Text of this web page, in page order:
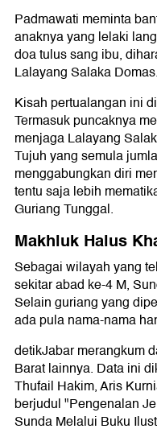
Padmawati meminta
anaknya yang lelaki
doa tulus sang ibu,
Lalayang Salaka
Kisah pertualangan ini
Termasuk puncaknya
menjaga Lalayang
Tujuh yang semula
menggabungkan diri
tentu saja lebih
Guriang Tunggal.
Makhluk Halus
Sebagai wilayah yang
sekitar abad ke-4 M,
Selain guriang yang
ada pula nama-nama
detikJabar merangkum
Barat lainnya. Data ini
Thufail Hakim, Aris
berjudul "Pengenalan
Sunda Melalui Buku